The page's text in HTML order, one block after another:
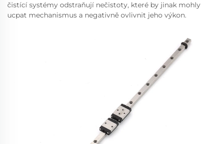
čistící systémy odstraňují nečistoty, které by jinak mohly
ucpat mechanismus a negativně ovlivnit jeho výkon.